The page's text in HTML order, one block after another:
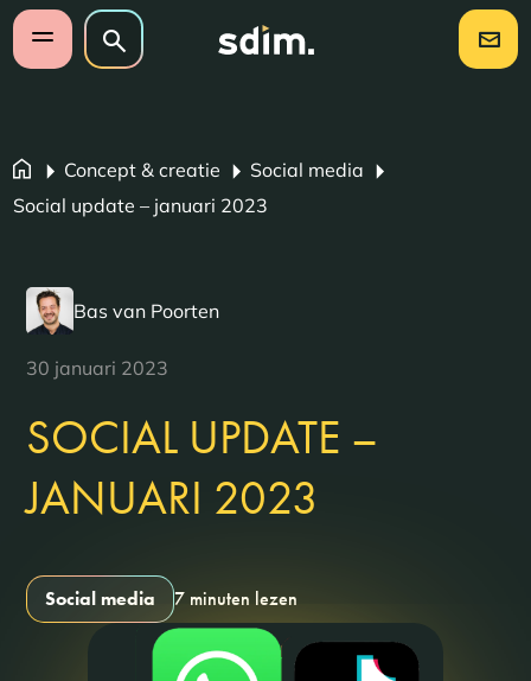
Navigatie overslaan
Open mobiel menu
Zoeken op website
Zoeken
Concept & creatie
Social media
Social update – januari 2023
Bas van Poorten
30 januari 2023
SOCIAL UPDATE –
JANUARI 2023
Social media 7 minuten lezen